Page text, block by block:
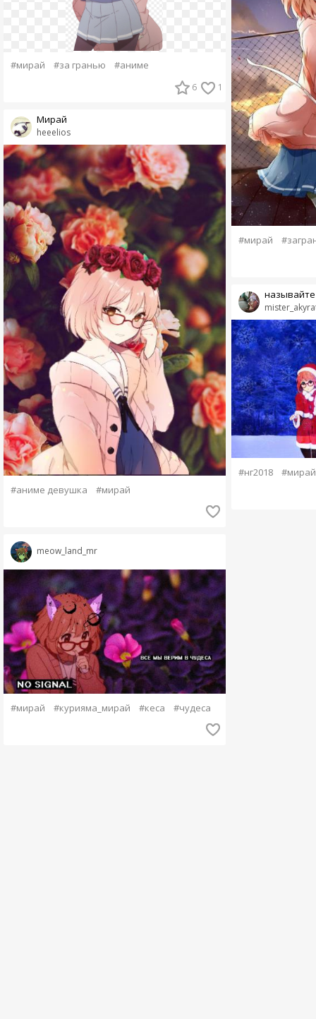
#мирай #за гранью #аниме
6 1
heeelios
Мирай
#аниме девушка #мирай
meow_land_mr
#мирай #курияма_мирай #кеса #чудеса
#мирай
называйте
#нг2018 #мирай